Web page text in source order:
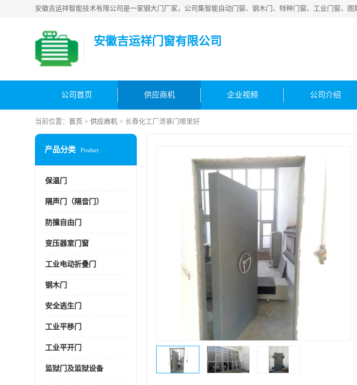
安徽吉运祥门窗有限公司
公司首页 供应商机 企业视频 公司介绍
当前位置： 首页 > 供应商机 > 长春化工厂泄暴门哪里好
产品分类 Product
保温门
隔声门（隔音门）
防撞自由门
变压器室门窗
工业电动折叠门
钢木门
安全逃生门
工业平移门
工业平开门
监狱门及监狱设备